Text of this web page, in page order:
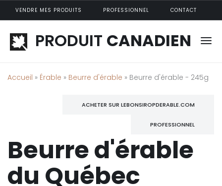
Aller au contenu principal
VENDRE MES PRODUITS PROFESSIONNEL CONTACT
PRODUIT CANADIEN
Accueil » Érable » Beurre d'érable » Beurre d'érable - 245g
ACHETER SUR LEBONSIROPDERABLE.COM
PROFESSIONNEL
Beurre d'érable
du Québec